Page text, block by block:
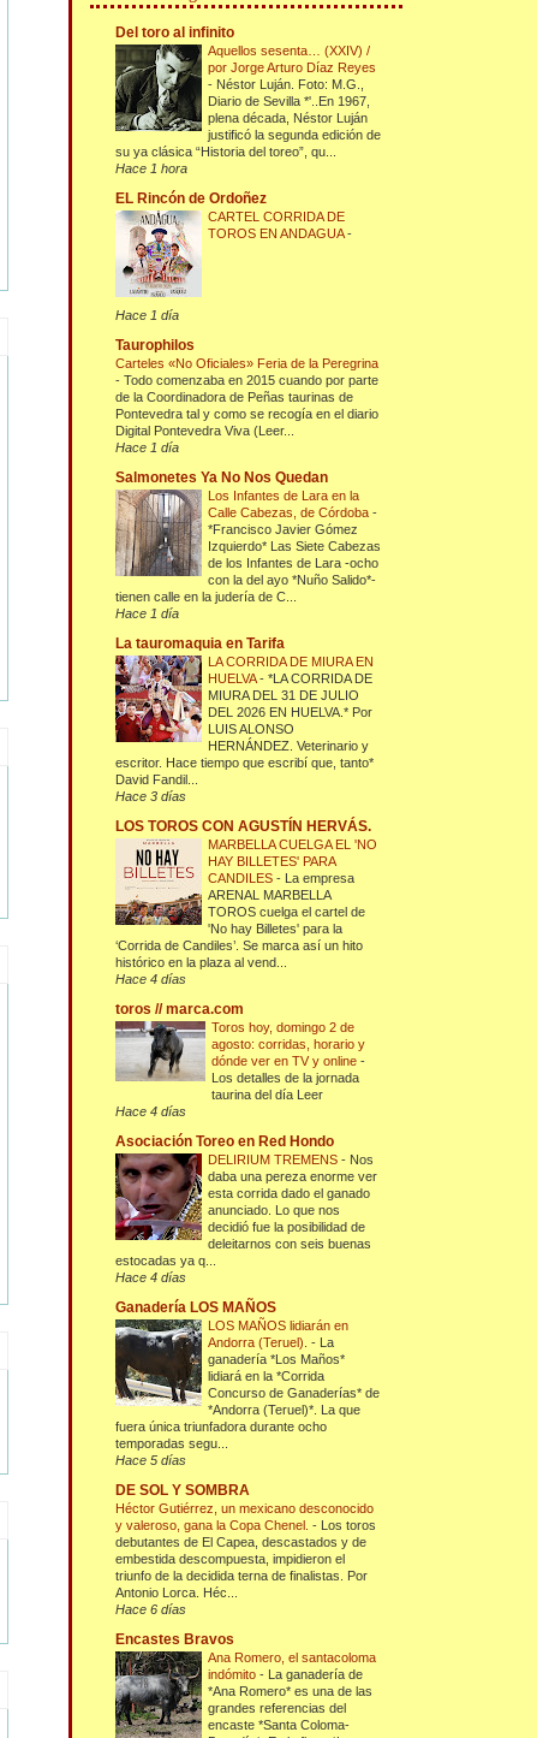
Del toro al infinito
Aquellos sesenta… (XXIV) /
por Jorge Arturo Díaz Reyes
- Néstor Luján. Foto: M.G.,
Diario de Sevilla *'..En 1967,
plena década, Néstor Luján
justificó la segunda edición de
su ya clásica “Historia del toreo”, qu...
Hace 1 hora
EL Rincón de Ordoñez
CARTEL CORRIDA DE
TOROS EN ANDAGUA-
Hace 1 día
Taurophilos
Carteles «No Oficiales» Feria de la Peregrina
-Todo comenzaba en 2015 cuando por parte
de la Coordinadora de Peñas taurinas de
Pontevedra tal y como se recogía en el diario
Digital Pontevedra Viva (Leer...
Hace 1 día
Salmonetes Ya No Nos Quedan
Los Infantes de Lara en la
Calle Cabezas, de Córdoba-
*Francisco Javier Gómez
Izquierdo* Las Siete Cabezas
de los Infantes de Lara -ocho
con la del ayo *Nuño Salido*-
tienen calle en la judería de C...
Hace 1 día
La tauromaquia en Tarifa
LA CORRIDA DE MIURA EN
HUELVA-*LA CORRIDA DE
MIURA DEL 31 DE JULIO
DEL 2026 EN HUELVA.* Por
LUIS ALONSO
HERNÁNDEZ. Veterinario y
escritor. Hace tiempo que escribí que, tanto*
David Fandil...
Hace 3 días
LOS TOROS CON AGUSTÍN HERVÁS.
MARBELLA CUELGA EL 'NO
HAY BILLETES' PARA
CANDILES- La empresa
ARENAL MARBELLA
TOROS cuelga el cartel de
'No hay Billetes' para la
‘Corrida de Candiles’. Se marca así un hito
histórico en la plaza al vend...
Hace 4 días
toros // marca.com
Toros hoy, domingo 2 de
agosto: corridas, horario y
dónde ver en TV y online-
Los detalles de la jornada
taurina del día Leer
Hace 4 días
Asociación Toreo en Red Hondo
DELIRIUM TREMENS- Nos
daba una pereza enorme ver
esta corrida dado el ganado
anunciado. Lo que nos
decidió fue la posibilidad de
deleitarnos con seis buenas
estocadas ya q...
Hace 4 días
Ganadería LOS MAÑOS
LOS MAÑOS lidiarán en
Andorra (Teruel).- La
ganadería *Los Maños*
lidiará en la *Corrida
Concurso de Ganaderías* de
*Andorra (Teruel)*. La que
fuera única triunfadora durante ocho
temporadas segu...
Hace 5 días
DE SOL Y SOMBRA
Héctor Gutiérrez, un mexicano desconocido
y valeroso, gana la Copa Chenel.- Los toros
debutantes de El Capea, descastados y de
embestida descompuesta, impidieron el
triunfo de la decidida terna de finalistas. Por
Antonio Lorca. Héc...
Hace 6 días
Encastes Bravos
Ana Romero, el santacoloma
indómito- La ganadería de
*Ana Romero* es una de las
grandes referencias del
encaste *Santa Coloma-